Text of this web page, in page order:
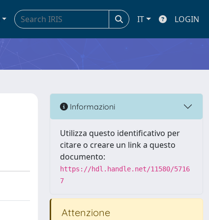
IT LOGIN
Informazioni
Utilizza questo identificativo per
citare o creare un link a questo
documento:
https://hdl.handle.net/11580/5716
7
Attenzione